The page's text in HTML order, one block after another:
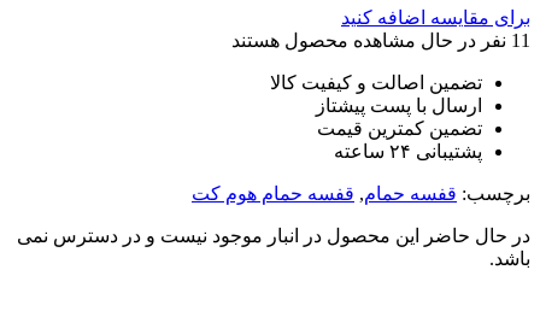
برای مقایسه اضافه کنید
11 نفر در حال مشاهده محصول هستند
تضمین اصالت و کیفیت کالا
ارسال با پست پیشتاز
تضمین کمترین قیمت
پشتیبانی ۲۴ ساعته
برچسب: قفسه حمام, قفسه حمام هوم کت
در حال حاضر این محصول در انبار موجود نیست و در دسترس نمی
باشد.